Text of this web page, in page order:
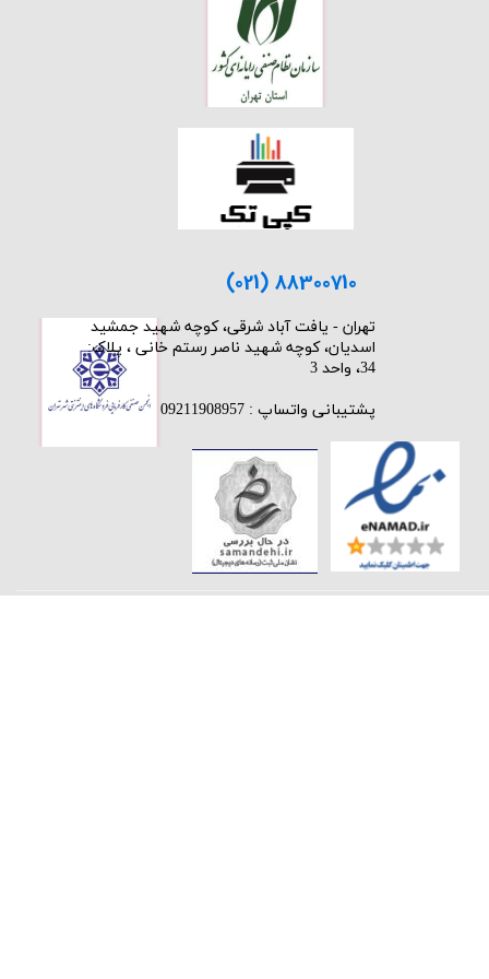
(021) 88300710
​تهران - یافت آباد شرقی، کوچه شهید جمشید
اسدیان، کوچه شهید ناصر رستم خانی ، پلاک:
34، واحد 3
پشتیبانی واتساپ : 09211908957